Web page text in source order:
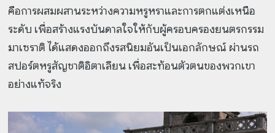
คือการผสมผสานระหว่างความหรูหราและการตกแต่งเหนือ
ระดับ เพื่อสร้างแรงบันดาลใจให้กับผู้ครอบครองยนตรกรรม
มาเซราติ ได้แสดงออกถึงรสนิยมอันเป็นเอกลักษณ์ ผ่านรถ
สปอร์ตหรูสัญชาติอิตาเลียน เพื่อสะท้อนตัวตนของพวกเขา
อย่างแท้จริง